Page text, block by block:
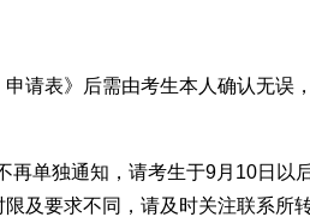
请表》后需由考生本人确认无误，
再单独通知，请考生于9月10日以
及要求不同，请及时关注联系所